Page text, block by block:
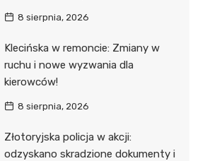
8 sierpnia, 2026
Klecińska w remoncie: Zmiany w
ruchu i nowe wyzwania dla
kierowców!
8 sierpnia, 2026
Złotoryjska policja w akcji:
odzyskano skradzione dokumenty i